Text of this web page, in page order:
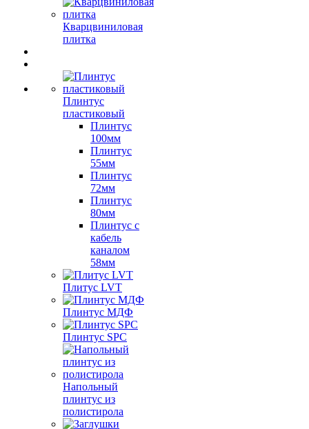
Кварцвиниловая
плитка
Плинтус
пластиковый
Плинтус
100мм
Плинтус
55мм
Плинтус
72мм
Плинтус
80мм
Плинтус с
кабель
каналом
58мм
Плитус LVT
Плинтус МДФ
Плинтус SPC
Напольный
плинтус из
полистирола